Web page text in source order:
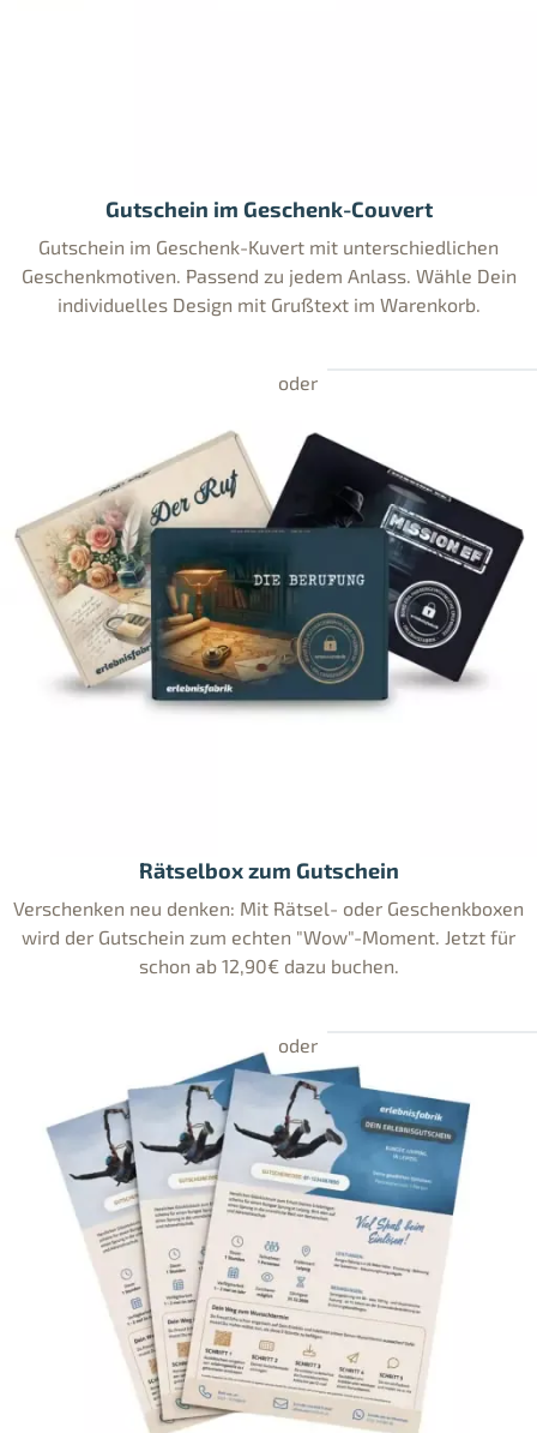
Gutschein im Geschenk-Couvert
Gutschein im Geschenk-Kuvert mit unterschiedlichen
Geschenkmotiven. Passend zu jedem Anlass. Wähle Dein
individuelles Design mit Grußtext im Warenkorb.
Rätselbox zum Gutschein
Verschenken neu denken: Mit Rätsel- oder Geschenkboxen
wird der Gutschein zum echten "Wow"-Moment. Jetzt für
schon ab 12,90€ dazu buchen.